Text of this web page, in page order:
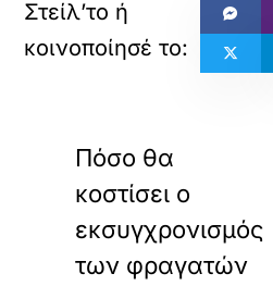
Πόσο θα
κοστίσει ο
εκσυγχρονισμός
των φραγατών